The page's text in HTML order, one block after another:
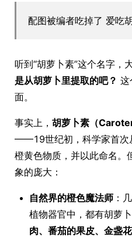
配图被编者吃掉了 爱吃
听到“胡萝卜素”这个名字，
是从胡萝卜里提取的吧？ 这
面。
事实上， 胡萝卜素（
——19世纪初，科学家首次
橙黄色物质，并以此命名。
象的庞大：
自然界的橙色魔法师 ：
植物器官中，都有胡萝
肉、番茄的果皮、金盏